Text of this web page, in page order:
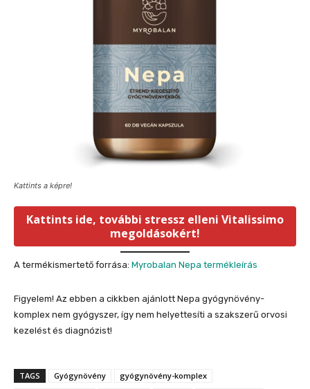
Kattints a képre!
Kattints ide, további stressz elleni Vitalissimo
megoldásokért!
A termékismertető forrása: Myrobalan Nepa termékleírás
Figyelem! Az ebben a cikkben ajánlott Nepa gyógynövény-
komplex nem gyógyszer, így nem helyettesíti a szakszerű orvosi
kezelést és diagnózist!
TAGS Gyógynövény
gyógynövény-komplex